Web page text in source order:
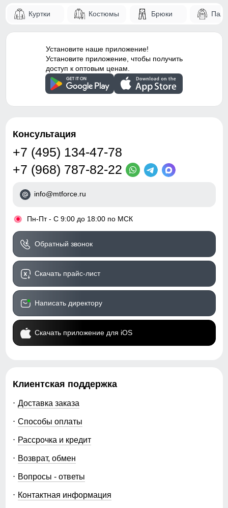
Куртки Костюмы Брюки
Установите наше приложение!
Установите приложение, чтобы получить
доступ к оптовым ценам.
Консультация
+7 (495) 134-47-78
+7 (968) 787-82-22
info@mtforce.ru
• Пн-Пт - С 9:00 до 18:00 по МСК
Обратный звонок
Скачать прайс-лист
Написать директору
Скачать приложение для iOS
Клиентская поддержка
Доставка заказа
Способы оплаты
Рассрочка и кредит
Возврат, обмен
Вопросы - ответы
Контактная информация